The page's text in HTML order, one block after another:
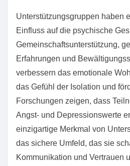
Unterstützungsgruppen haben
Einfluss auf die psychische
Gemeinschaftsunterstützung,
Erfahrungen und
verbessern das emotionale
das Gefühl der Isolation und
Forschungen zeigen, dass
Angst- und Depressionswerte
einzigartige Merkmal von
das sichere Umfeld, das sie
Kommunikation und Vertrauen